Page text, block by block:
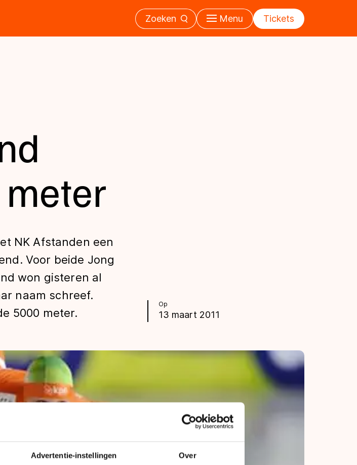
Advertentie-instellingen Over
Zoeken Menu Tickets
Op
13 maart 2011
NK Afstanden een
Voor beide Jong
won gisteren al
naam schreef.
5000 meter.